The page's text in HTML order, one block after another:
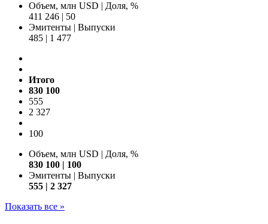
Объем, млн USD
Доля, %
411 246
50
Эмитенты
Выпуски
485
1 477
Итого
830 100
555
2 327
100
Объем, млн USD
Доля, %
830 100
100
Эмитенты | Выпуски
555 | 2 327
Показать все »